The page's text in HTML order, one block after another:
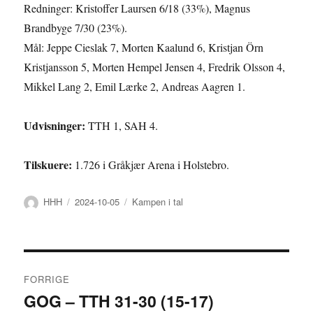
Redninger: Kristoffer Laursen 6/18 (33%), Magnus
Brandbyge 7/30 (23%).
Mål: Jeppe Cieslak 7, Morten Kaalund 6, Kristjan Örn
Kristjansson 5, Morten Hempel Jensen 4, Fredrik Olsson 4,
Mikkel Lang 2, Emil Lærke 2, Andreas Aagren 1.
Udvisninger: TTH 1, SAH 4.
Tilskuere: 1.726 i Gråkjær Arena i Holstebro.
Forfatter
HHH Udgivet
2024-10-05 Kategorier
Kampen i tal
FORRIGE
Forrige
GOG – TTH 31-30 (15-17)